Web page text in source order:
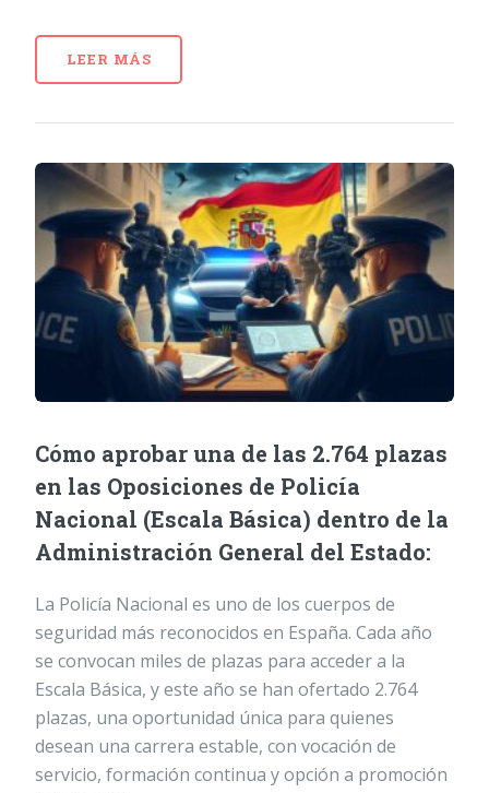
LEER MÁS
Cómo aprobar una de las 2.764 plazas
en las Oposiciones de Policía
Nacional (Escala Básica) dentro de la
Administración General del Estado:
La Policía Nacional es uno de los cuerpos de
seguridad más reconocidos en España. Cada año
se convocan miles de plazas para acceder a la
Escala Básica, y este año se han ofertado 2.764
plazas, una oportunidad única para quienes
desean una carrera estable, con vocación de
servicio, formación continua y opción a promoción